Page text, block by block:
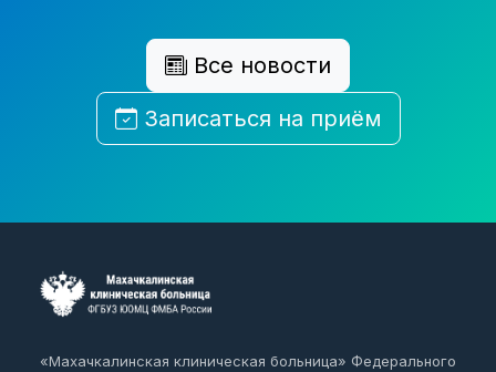
Все новости
Записаться на приём
«Махачкалинская клиническая больница» Федерального